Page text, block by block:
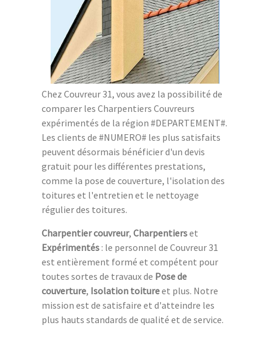
Chez Couvreur 31, vous avez la possibilité de
comparer les Charpentiers Couvreurs
expérimentés de la région #DEPARTEMENT#.
Les clients de #NUMERO# les plus satisfaits
peuvent désormais bénéficier d'un devis
gratuit pour les différentes prestations,
comme la pose de couverture, l'isolation des
toitures et l'entretien et le nettoyage
régulier des toitures.
Charpentier couvreur, Charpentierset
Expérimentés : le personnel de Couvreur 31
est entièrement formé et compétent pour
toutes sortes de travaux de Pose de
couverture, Isolation toitureet plus. Notre
mission est de satisfaire et d'atteindre les
plus hauts standards de qualité et de service.